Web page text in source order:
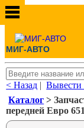
МИГ-АВТО
< Назад |Вывести
Каталог >
передней Евро